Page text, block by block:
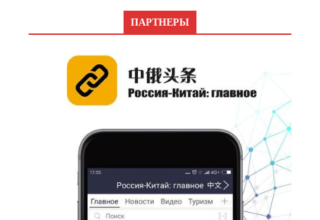
ПАРТНЕРЫ